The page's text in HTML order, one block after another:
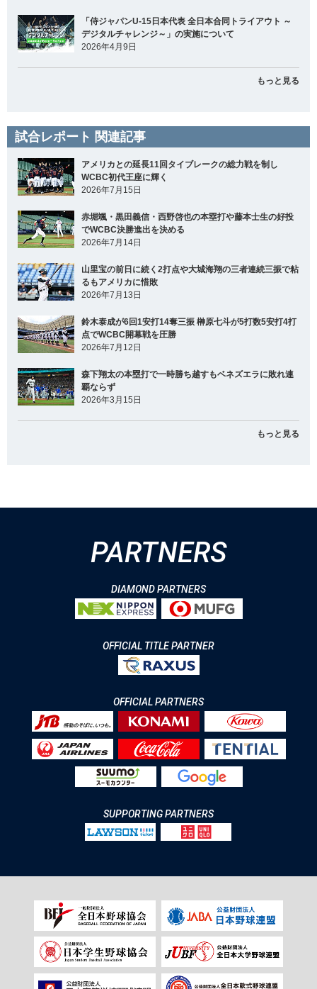
「侍ジャパンU-15日本代表 全日本合同トライアウト ～
デジタルチャレンジ～」の実施について
2026年4月9日
もっと見る
試合レポート 関連記事
アメリカとの延長11回タイブレークの総力戦を制し
WCBC初代王座に輝く
2026年7月15日
赤堀颯・黒田義信・西野啓也の本塁打や藤本士生の好投
でWCBC決勝進出を決める
2026年7月14日
山里宝の前日に続く2打点や大城海翔の三者連続三振で粘
るもアメリカに惜敗
2026年7月13日
鈴木泰成が6回1安打14奪三振 榊原七斗が5打数5安打4打
点でWCBC開幕戦を圧勝
2026年7月12日
森下翔太の本塁打で一時勝ち越すもベネズエラに敗れ連
覇ならず
2026年3月15日
もっと見る
PARTNERS
DIAMOND PARTNERS
OFFICIAL TITLE PARTNER
OFFICIAL PARTNERS
SUPPORTING PARTNERS